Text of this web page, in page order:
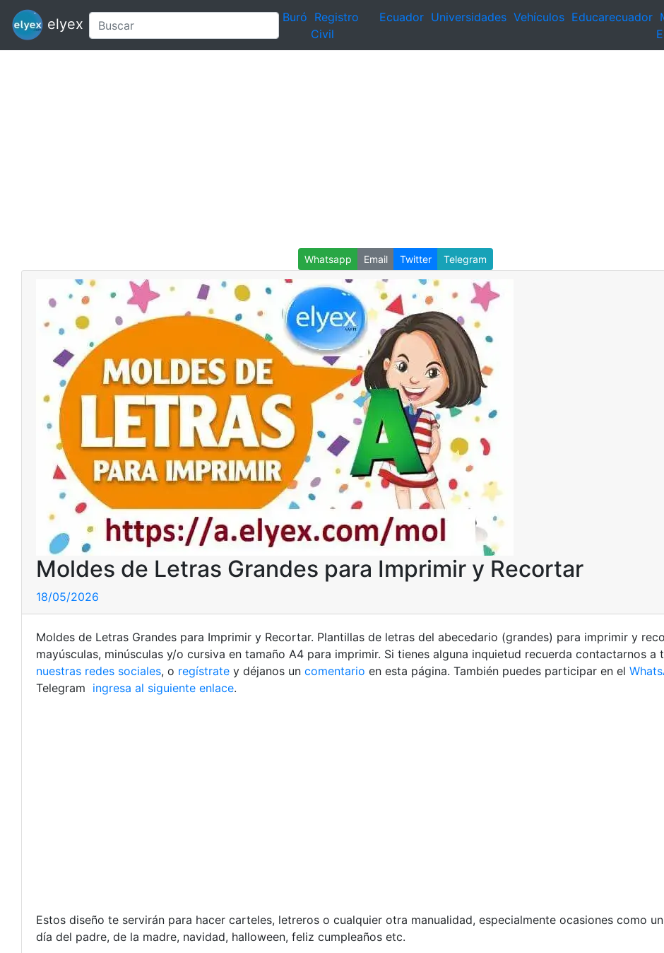
elyex Buró Registro
Civil
Ecuador Universidades Vehículos Educarecuador
Whatsapp Email Twitter Telegram
Moldes de Letras Grandes para Imprimir y Recortar
18/05/2026
Moldes de Letras Grandes para Imprimir y Recortar. Plantillas de letras del abecedario (grandes) para imprimir y
mayúsculas, minúsculas y/o cursiva en tamaño A4 para imprimir. Si tienes alguna inquietud recuerda contactarnos a
nuestras redes sociales, o regístrate y déjanos un comentario en esta página. También puedes participar en el
Telegram ingresa al siguiente enlace.
Estos diseño te servirán para hacer carteles, letreros o cualquier otra manualidad, especialmente ocasiones como
día del padre, de la madre, navidad, halloween, feliz cumpleaños etc.